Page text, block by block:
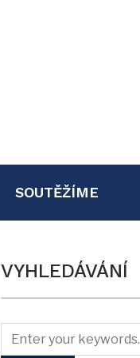
SOUTĚŽÍME
VYHLEDÁVÁNÍ